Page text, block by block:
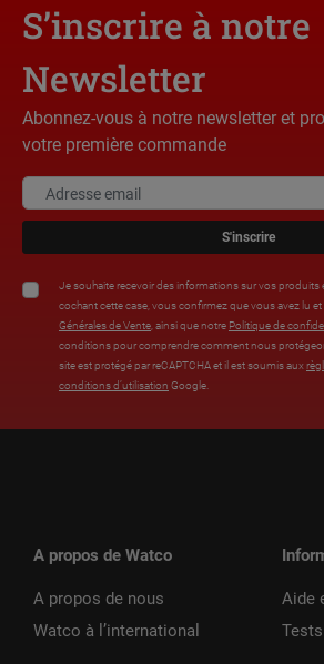
S’inscrire à notre
Newsletter
Abonnez-vous à notre newsletter et
votre première commande
S'inscrire
Je souhaite recevoir des informations sur vos produits
cochant cette case, vous confirmez que vous avez lu
Générales de Vente , ainsi que notre Politique de
conditions pour comprendre comment nous
site est protégé par reCAPTCHA et il est soumis aux
conditions d’utilisation Google.
A propos de Watco
A propos de nous
Watco à l’international
Aide